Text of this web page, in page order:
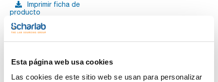
Esta página web usa cookies
Las cookies de este sitio web se usan para personalizar
Imprimir ficha de
producto
Diámetro agujero (mm) : 18
Nº agujeros : 50 (10x5)
Dimensiones An x Al x Pr (mm) : 110x40x210
Pack (u.) : 1
Gradillas para tubos